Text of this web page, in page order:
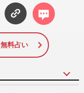
コメン
ト
無料占い